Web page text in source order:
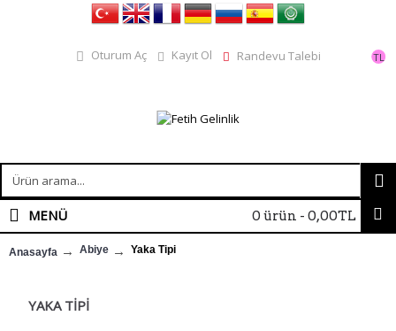
TL
Oturum Aç Kayıt Ol Randevu Talebi
0 ürün - 0,00TL
MENÜ
Anasayfa Abiye Yaka Tipi
YAKA TIPI